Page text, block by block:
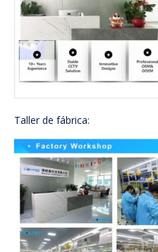
Taller de fábrica: